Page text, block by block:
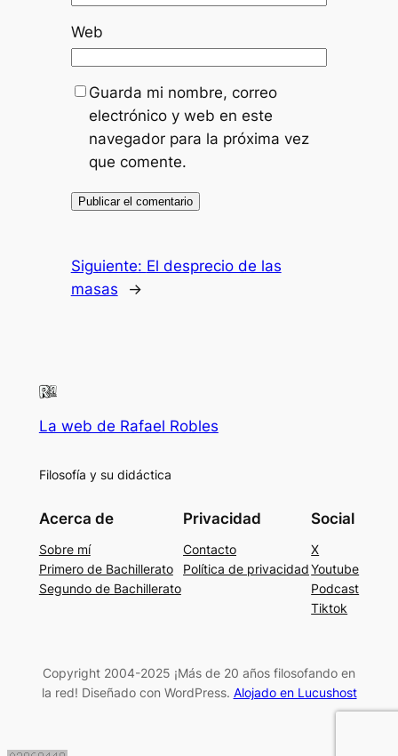
Web
Guarda mi nombre, correo
electrónico y web en este
navegador para la próxima vez
que comente.
Siguiente: El desprecio de las
masas
→
La web de Rafael Robles
Filosofía y su didáctica
Acerca de
Sobre mí
Primero de Bachillerato
Segundo de Bachillerato
Privacidad
Contacto
Política de privacidad
Social
X
Youtube
Podcast
Tiktok
Copyright 2004-2025 ¡Más de 20 años filosofando en
la red! Diseñado con WordPress. Alojado en Lucushost